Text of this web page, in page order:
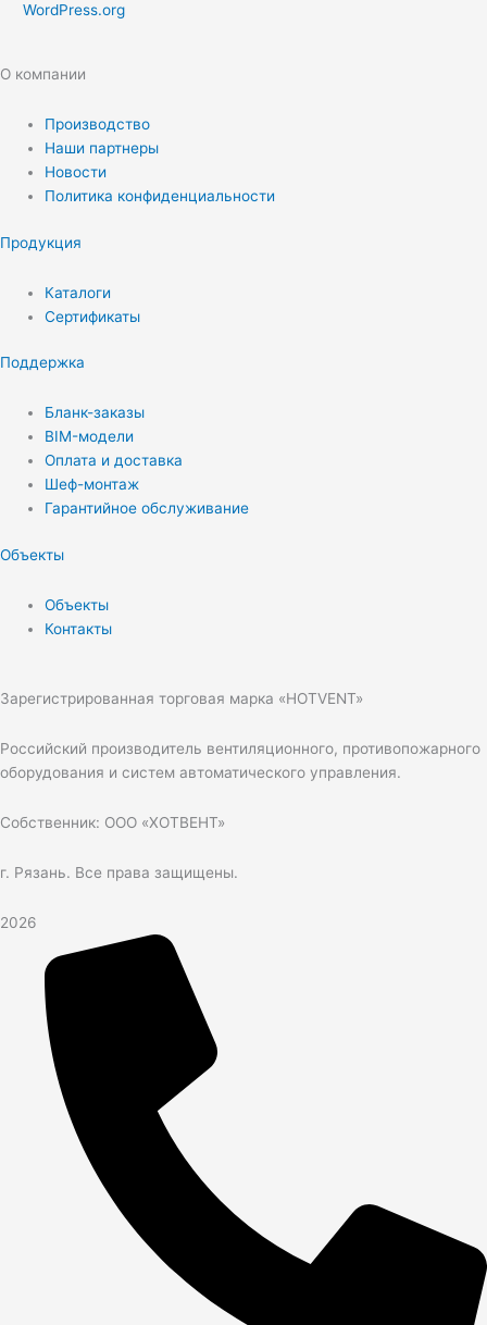
WordPress.org
О компании
Производство
Наши партнеры
Новости
Политика конфиденциальности
Продукция
Каталоги
Сертификаты
Поддержка
Бланк-заказы
BIM-модели
Оплата и доставка
Шеф-монтаж
Гарантийное обслуживание
Объекты
Объекты
Контакты
Зарегистрированная торговая марка «HOTVENT»
Российский производитель вентиляционного, противопожарного
оборудования и систем автоматического управления.
Собственник: ООО «ХОТВЕНТ»
г. Рязань. Все права защищены.
2026